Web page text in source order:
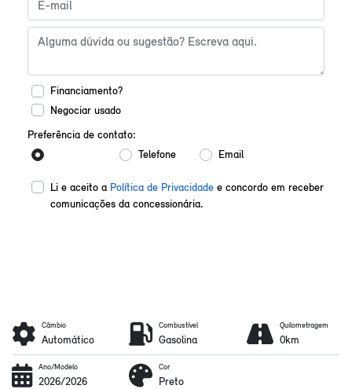
Financiamento?
Negociar usado
Preferência de contato:
Telefone Email
Li e aceito a Política de Privacidadee concordo em receber
comunicações da concessionária.
Câmbio
Automático
Combustível
Gasolina
Quilometragem
0km
Ano/Modelo
2026/2026
Cor
Preto